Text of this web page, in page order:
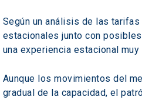
Según un análisis de las
estacionales junto con
una experiencia estacional
Aunque los movimientos del
gradual de la capacidad, el